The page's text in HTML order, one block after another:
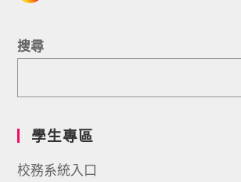
搜尋
學生專區
校務系統入口